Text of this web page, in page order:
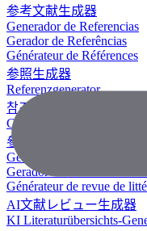
参考文献生成器
Generador de Referencias
Gerador de Referências
Générateur de Références
参照生成器
Referenzgenerator
참조 생성기
Công Cụ Tạo Tài Liệu
參考文獻生成器
Generador de revisión
Gerador de Revisão de
Générateur de revue de
AI文献レビュー生成器
KI Literaturübersichts-